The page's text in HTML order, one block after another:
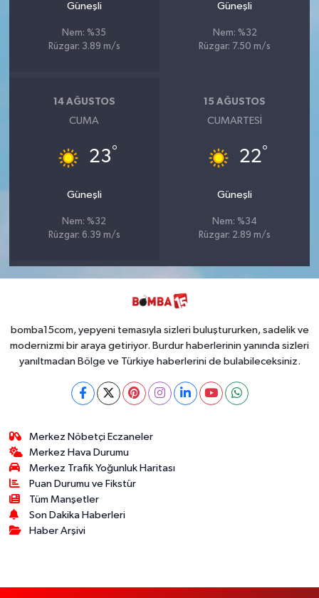
Güneşli
Nem: %35
Rüzgar: 3.89 m/s
Güneşli
Nem: %32
Rüzgar: 7.50 m/s
14 AĞUSTOS
CUMA
23°
Güneşli
Nem: %32
Rüzgar: 6.39 m/s
15 AĞUSTOS
CUMARTESI
22°
Güneşli
Nem: %34
Rüzgar: 2.89 m/s
bomba15com, yepyeni temasıyla sizleri buluştururken, sadelik ve
modernizmi bir araya getiriyor. Burdur haberlerinin yanında sizleri
yanıltmadan Bölge ve Türkiye haberlerini de bulabileceksiniz.
Merkez Nöbetçi Eczaneler
Merkez Hava Durumu
Merkez Trafik Yoğunluk Haritası
Puan Durumu ve Fikstür
Tüm Manşetler
Son Dakika Haberleri
Haber Arşivi